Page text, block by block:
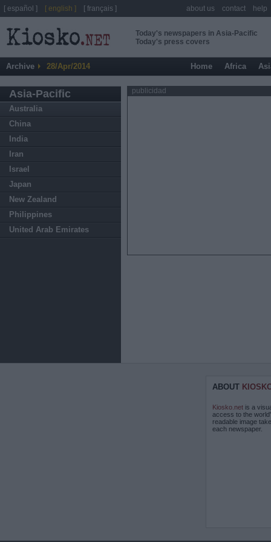
Today's newspapers in Asia-Pacific
Today's press covers
Archive 28/Apr/2014 Home Africa
Asia-Pacific
Australia
China
India
Iran
Israel
Japan
New Zealand
Philippines
United Arab Emirates
publicidad
ABOUT
Kiosko.net is a
access to the
readable image
each newspaper.
[ español ] [ english ] [ français ] about us contact help